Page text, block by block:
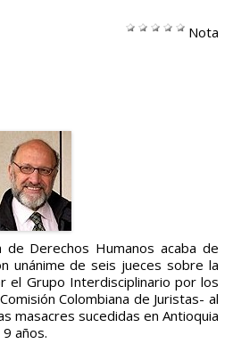
Nota
unánime de seis jueces sobre la
el Grupo Interdisciplinario por los
Colombiana de Juristas- al
masacres sucedidas en Antioquia
años.